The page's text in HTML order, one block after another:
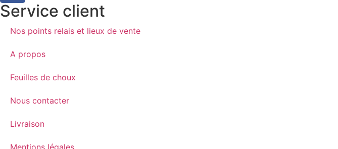
Service client
Nos points relais et lieux de vente
A propos
Feuilles de choux
Nous contacter
Livraison
Mentions légales